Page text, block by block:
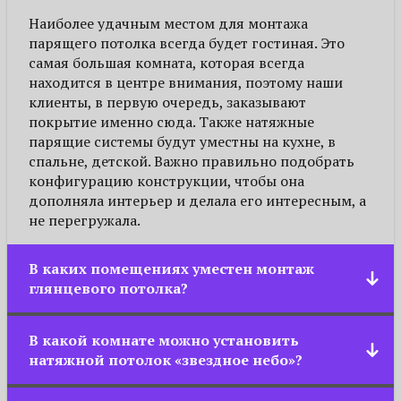
Наиболее удачным местом для монтажа
парящего потолка всегда будет гостиная. Это
самая большая комната, которая всегда
находится в центре внимания, поэтому наши
клиенты, в первую очередь, заказывают
покрытие именно сюда. Также натяжные
парящие системы будут уместны на кухне, в
спальне, детской. Важно правильно подобрать
конфигурацию конструкции, чтобы она
дополняла интерьер и делала его интересным, а
не перегружала.
В каких помещениях уместен монтаж
глянцевого потолка?
наиболее универсальных. Они подходят как для
маленьких комнат, зрительно их увеличивая, так
и больших. Натяжные глянцевые системы
В какой комнате можно установить
натяжной потолок «звездное небо»?